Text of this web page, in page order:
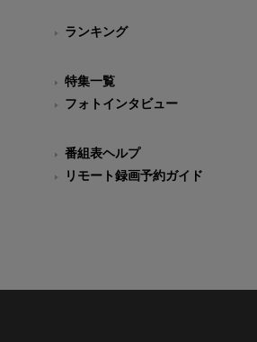
ランキング
特集一覧
フォトインタビュー
番組表ヘルプ
リモート録画予約ガイド